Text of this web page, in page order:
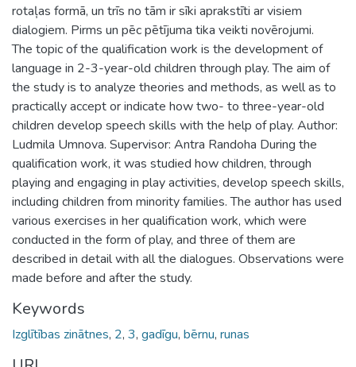
rotaļas formā, un trīs no tām ir sīki aprakstīti ar visiem
dialogiem. Pirms un pēc pētījuma tika veikti novērojumi.
The topic of the qualification work is the development of
language in 2-3-year-old children through play. The aim of
the study is to analyze theories and methods, as well as to
practically accept or indicate how two- to three-year-old
children develop speech skills with the help of play. Author:
Ludmila Umnova. Supervisor: Antra Randoha During the
qualification work, it was studied how children, through
playing and engaging in play activities, develop speech skills,
including children from minority families. The author has used
various exercises in her qualification work, which were
conducted in the form of play, and three of them are
described in detail with all the dialogues. Observations were
made before and after the study.
Keywords
Izglītības zinātnes, 2, 3, gadīgu, bērnu, runas